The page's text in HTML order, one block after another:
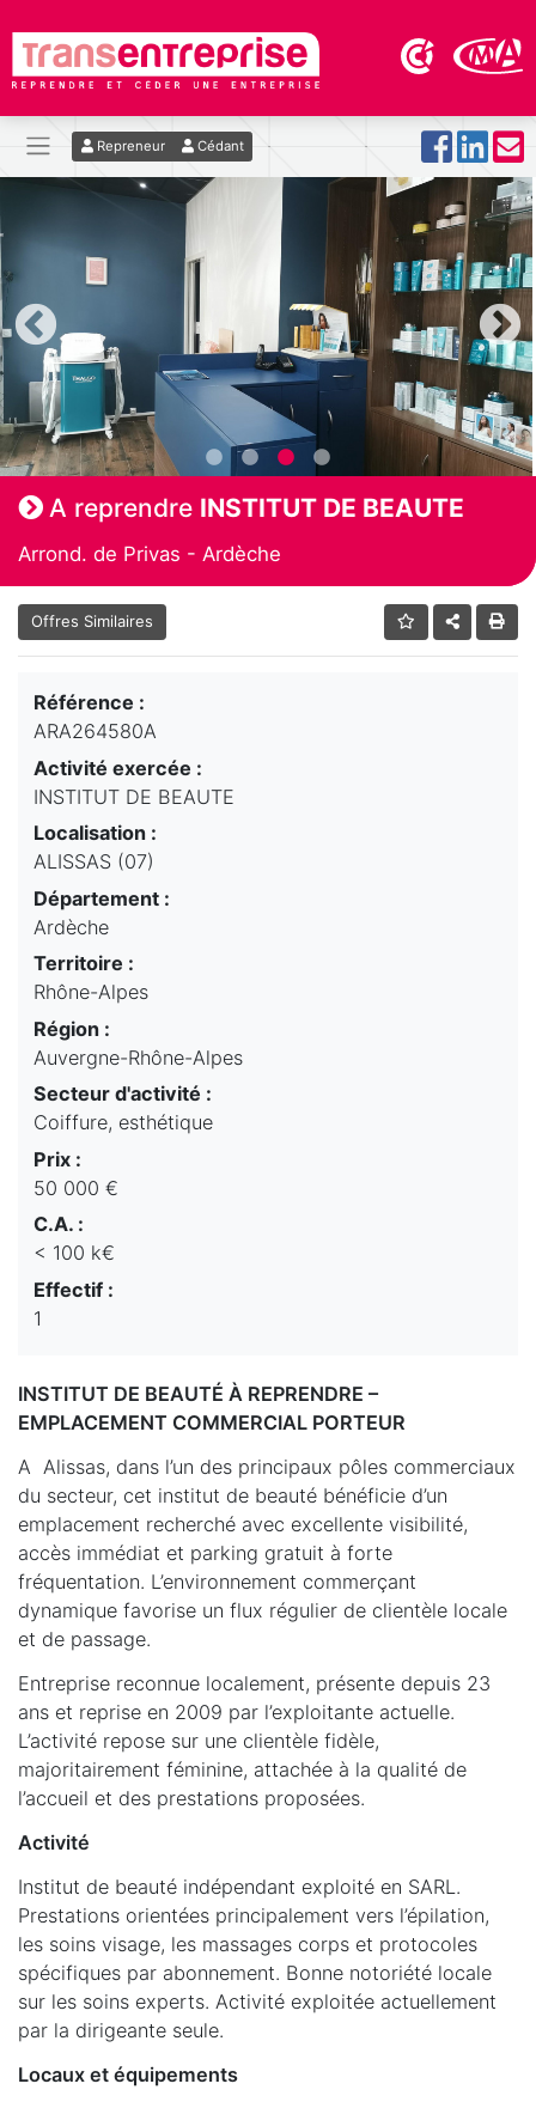
Repreneur Cédant
A reprendre INSTITUT DE BEAUTE
Arrond. de Privas - Ardèche
Offres Similaires
Référence :
ARA264580A
Activité exercée :
INSTITUT DE BEAUTE
Localisation :
ALISSAS (07)
Département :
Ardèche
Territoire :
Rhône-Alpes
Région :
Auvergne-Rhône-Alpes
Secteur d'activité :
Coiffure, esthétique
Prix :
50 000 €
C.A. :
< 100 k€
Effectif :
1
INSTITUT DE BEAUTÉ À REPRENDRE –
EMPLACEMENT COMMERCIAL PORTEUR
A Alissas, dans l’un des principaux pôles commerciaux
du secteur, cet institut de beauté bénéficie d’un
emplacement recherché avec excellente visibilité,
accès immédiat et parking gratuit à forte
fréquentation. L’environnement commerçant
dynamique favorise un flux régulier de clientèle locale
et de passage.
Entreprise reconnue localement, présente depuis 23
ans et reprise en 2009 par l’exploitante actuelle.
L’activité repose sur une clientèle fidèle,
majoritairement féminine, attachée à la qualité de
l’accueil et des prestations proposées.
Activité
Institut de beauté indépendant exploité en SARL.
Prestations orientées principalement vers l’épilation,
les soins visage, les massages corps et protocoles
spécifiques par abonnement. Bonne notoriété locale
sur les soins experts. Activité exploitée actuellement
par la dirigeante seule.
Locaux et équipements